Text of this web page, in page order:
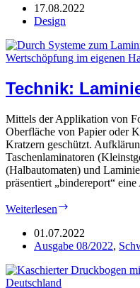
oder
17.08.2022
Design
Technik:
Mittels der Applikation von
Oberfläche von Papier oder
Kratzern geschützt.
Taschenlaminatoren
(Halbautomaten) und
präsentiert „bindereport“
Weiterlesen
&
Kaschieren
01.07.2022
Ausgabe 08/2022,